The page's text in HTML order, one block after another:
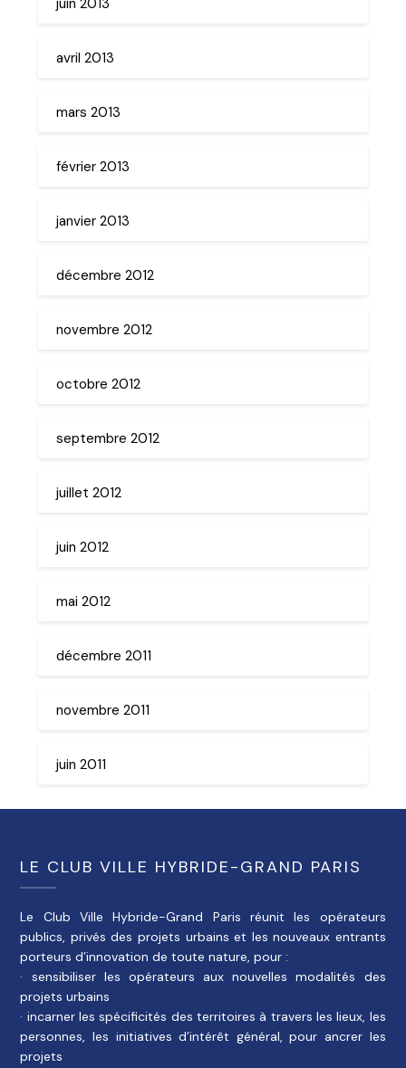
avril 2013
mars 2013
février 2013
janvier 2013
décembre 2012
novembre 2012
octobre 2012
septembre 2012
juillet 2012
juin 2012
mai 2012
décembre 2011
novembre 2011
juin 2011
LE CLUB VILLE HYBRIDE-GRAND PARIS
Le Club Ville Hybride-Grand Paris réunit les opérateurs
publics, privés des projets urbains et les nouveaux entrants
porteurs d’innovation de toute nature, pour :
· sensibiliser les opérateurs aux nouvelles modalités des
projets urbains
· incarner les spécificités des territoires à travers les lieux, les
personnes, les initiatives d’intérêt général, pour ancrer les
projets